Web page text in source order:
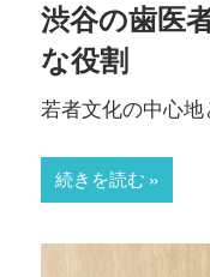
渋谷の歯医
な役割
若者文化の中心
続きを読む